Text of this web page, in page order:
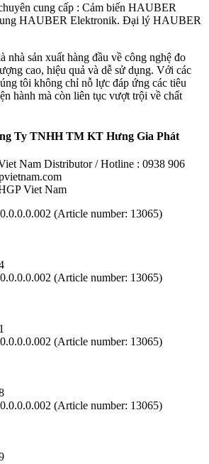
cung cấp : Cảm biến HAUBER
HAUBER Elektronik. Đại lý HAUBER
sản xuất hàng đầu về công nghệ đo
cao, hiệu quả và dễ sử dụng. Với các
tôi không chỉ nỗ lực đáp ứng các tiêu
hành mà còn liên tục vượt trội về chất
Ty TNHH TM KT Hưng Gia Phát
Nam Distributor / Hotline : 0938 906
Viet Nam
(Article number: 13065)
(Article number: 13065)
(Article number: 13065)
(Article number: 13065)